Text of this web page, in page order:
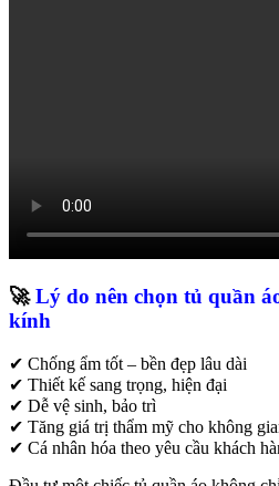
🚀Lý do nên chọn tủ quần
kính
✔ Chống ẩm tốt – bền đẹp lâu dài
✔ Thiết kế sang trọng, hiện đại
✔ Dễ vệ sinh, bảo trì
✔ Tăng giá trị thẩm mỹ cho không
✔ Cá nhân hóa theo yêu cầu khách